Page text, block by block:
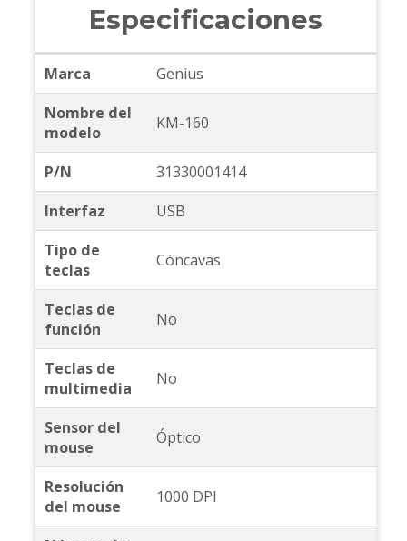
Especificaciones
Marca
Genius
Nombre del
modelo
KM-160
P/N
31330001414
Interfaz
USB
Tipo de
teclas
Cóncavas
Teclas de
función
No
Teclas de
multimedia
No
Sensor del
mouse
Óptico
Resolución
del mouse
1000 DPI